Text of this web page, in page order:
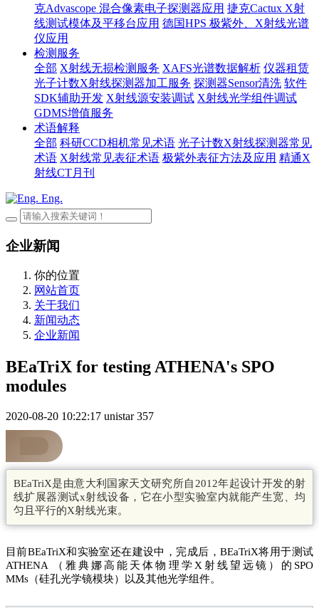
克Advascope 混合像素电子探测器应用 捷克Cactux X射
线测试模体及平移台应用 德国HPS 极紫外、X射线光谱
仪应用
检测服务
全部 X射线无损检测服务 XAFS光谱数据解析 仪器租赁
光子计数X射线探测器加工服务 探测器Sensor清洗 软件
SDK辅助开发 X射线源安装调试 X射线光学组件调试
GDMS增值服务
术语解释
全部 科研CCD相机常见术语 光子计数X射线探测器常见
术语 X射线常见表征术语 极紫外表征方法及应用 精通X
射线CT月刊
Eng.
企业新闻
你的位置
网站首页
关于我们
新闻动态
企业新闻
BEaTriX for testing ATHENA's SPO
modules
2020-08-20 10:22:17 unistar 357
BEaTriX是由意大利国家天文研究所自2012年起设计开发的射
线扩展器测试x射线设备，它在小型实验室内就能产生宽、均
匀且平行的X射线光束。
目前BEaTriX和实验室还在建设中，完成后，BEaTriX将用于测试
ATHENA （雅典娜高能天体物理学X射线望远镜）的SPO
MMs（硅孔光学镜模块）以及其他光学组件。